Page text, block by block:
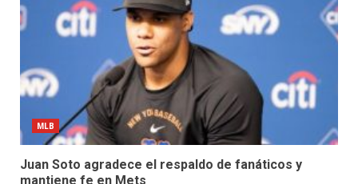
MLB
Juan Soto agradece el respaldo de fanáticos y
mantiene fe en Mets